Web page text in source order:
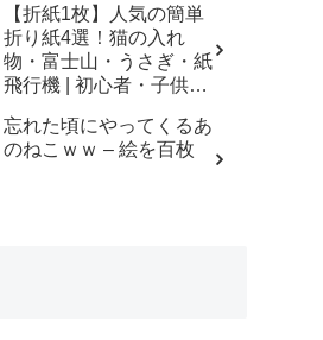
【折紙1枚】人気の簡単
折り紙4選！猫の入れ
物・富士山・うさぎ・紙
飛行機 | 初心者・子供・
Easy Crafts | 摺紙 | 종이
접기 ひこうき ねこ
忘れた頃にやってくるあ
のねこｗｗ – 絵を百枚